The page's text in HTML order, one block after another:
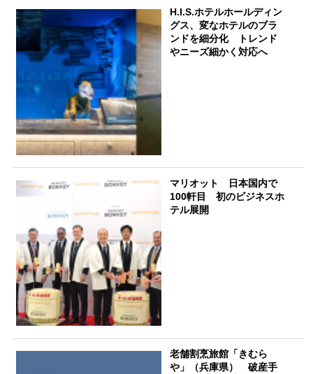
H.I.S.ホテルホールディン
グス、変なホテルのブラ
ンドを細分化 トレンド
やニーズ細かく対応へ
マリオット 日本国内で
100軒目 初のビジネスホ
テル展開
老舗割烹旅館「きむら
や」（兵庫県） 破産手